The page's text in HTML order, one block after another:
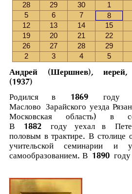
28
29 30 1
5
6 7 8
12
13 14 15
19
20 21 22
26
27 28 29
2
3 4 5
Андрей (Шершнев), иерей,
(1937)
Родился в 1869 году
Маслово Зарайского уезда
Московская область) в
В 1882 году уехал в
половым в трактире. В столице
учительской семинарии и
самообразованием. В 1890 году